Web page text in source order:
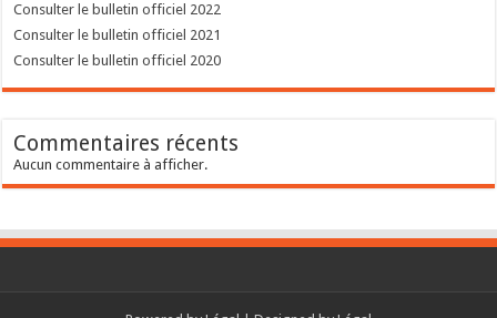
Consulter le bulletin officiel 2022
Consulter le bulletin officiel 2021
Consulter le bulletin officiel 2020
Commentaires récents
Aucun commentaire à afficher.